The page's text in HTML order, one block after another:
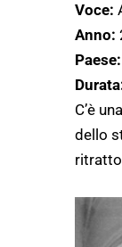
Voce:
Anno:
Paese:
C’è
dello